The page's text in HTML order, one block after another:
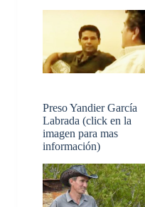
Preso Yandier García
Labrada (click en la
imagen para mas
información)